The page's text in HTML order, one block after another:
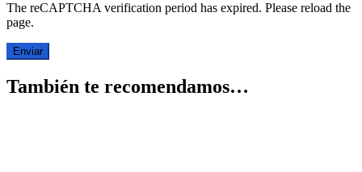
The reCAPTCHA verification period has expired. Please reload the
page.
También te recomendamos…